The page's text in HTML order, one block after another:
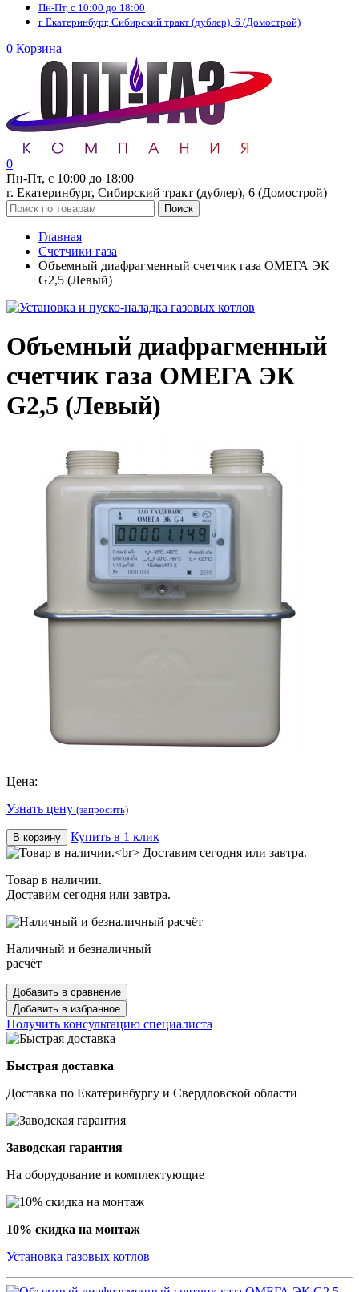
Пн-Пт, с 10:00 до 18:00
г. Екатеринбург, Сибирский тракт (дублер), 6 (Домострой)
0 Корзина
0
Пн-Пт, с 10:00 до 18:00
г. Екатеринбург, Сибирский тракт (дублер), 6 (Домострой)
Поиск
Главная
Счетчики газа
Объемный диафрагменный счетчик газа ОМЕГА ЭК
G2,5 (Левый)
Объемный диафрагменный
счетчик газа ОМЕГА ЭК
G2,5 (Левый)
Цена:
Узнать цену (запросить)
В корзину Купить в 1 клик
Товар в наличии.
Доставим сегодня или завтра.
Наличный и безналичный
расчёт
Добавить в сравнение
Добавить в избранное
Получить консультацию специалиста
Быстрая доставка
Доставка по Екатеринбургу и Свердловской области
Заводская гарантия
На оборудование и комплектующие
10% скидка на монтаж
Установка газовых котлов